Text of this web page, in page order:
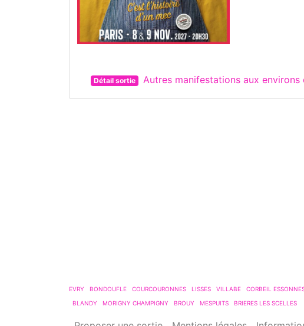
Détail sortie Autres manifestations aux environs
EVRY BONDOUFLE COURCOURONNES LISSES VILLABE CORBEIL
BLANDY
MORIGNY CHAMPIGNY BROUY MESPUITS BRIERES LES SCELLES